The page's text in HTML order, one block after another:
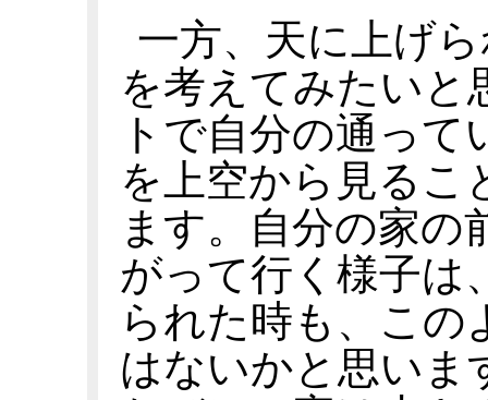
一方、天に上げ
を考えてみたいと
トで自分の通っ
を上空から見るこ
ます。自分の家の
がって行く様子は
られた時も、この
はないかと思いま